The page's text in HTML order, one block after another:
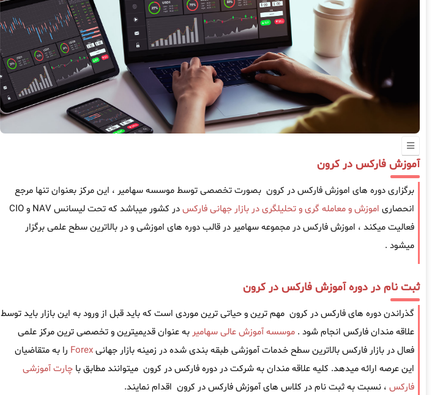
آموزش فارکس در کرون
برگزاری دوره های اموزش فارکس در کرون بصورت تخصصی توسط موسسه سهامیر ، این مرکز بعنوان تنها مرجع
انحصاری اموزش و معامله گری و تحلیلگری در بازار جهانی فارکس
در کشور میباشد که تحت لیسانس NAV و CIO
فعالیت میکند ، اموزش فارکس در مجموعه سهامیر در قالب دوره های اموزشی و در بالاترین سطح علمی برگزار
میشود .
ثبت نام در دوره آموزش فارکس در کرون
گذراندن دوره های فارکس در کرون مهم ترین و حیاتی ترین موردی است که باید قبل از ورود به این بازار باید توسط
علاقه مندان فارکس انجام شود . موسسه آموزش عالی سهامیربه عنوان قدیمیترین و تخصصی ترین مرکز علمی
فعال در بازار فارکس بالاترین سطح خدمات آموزشی طبقه بندی شده در زمینه بازار جهانیForex را به متقاضیان
این عرصه ارائه میدهد. کلیه علاقه مندان به شرکت در دوره فارکس در کرون میتوانند مطابق با چارت آموزشی
فارکس ، نسبت به ثبت نام در کلاس های آموزش فارکس در کرون اقدام نمایند.